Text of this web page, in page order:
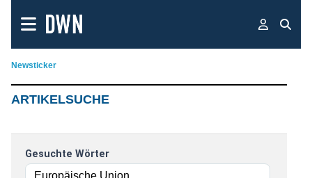
Newsticker
ARTIKELSUCHE
Gesuchte Wörter